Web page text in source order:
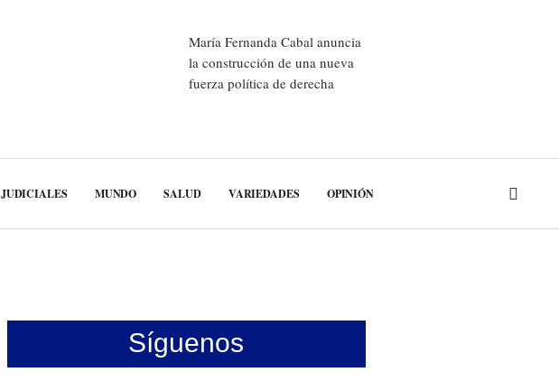
María Fernanda Cabal anuncia
la construcción de una nueva
fuerza política de derecha
JUDICIALES MUNDO SALUD VARIEDADES OPINIÓN
Síguenos